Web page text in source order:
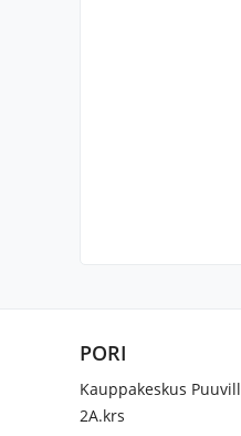
PORI
Kauppakeskus
2A.krs